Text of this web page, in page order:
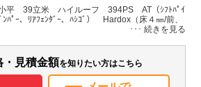
W:2,490
H:3,630
無
ーウィンドウ
平 39立米 ハイルーフ 394PS AT（ｼﾌﾄﾊﾟｲ
ﾝﾊﾟｰ、ﾘｱﾌｪﾝﾀﾞｰ、ﾊｼｺﾞ） Hardox（床４㎜/前、
・見積金額を知りたい方はこちら